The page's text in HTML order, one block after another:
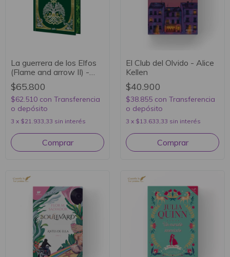
La guerrera de los Elfos
(Flame and arrow II) -
Sandra Grauer
$65.800
$62.510 con Transferencia
o depósito
3 x $21.933,33 sin interés
El Club del Olvido - Alice
Kellen
$40.900
$38.855 con Transferencia
o depósito
3 x $13.633,33 sin interés